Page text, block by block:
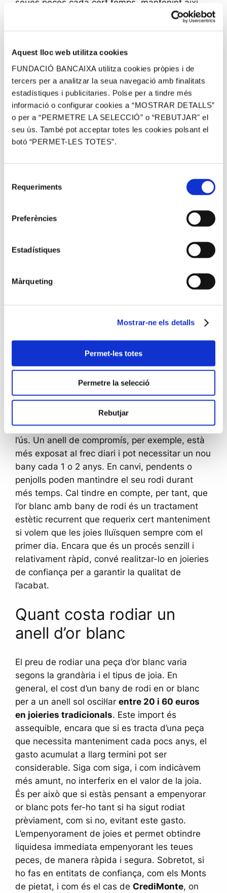
Aquest lloc web utilitza cookies
FUNDACIÓ BANCAIXA utilitza cookies pròpies i de
tercers per a analitzar la seua navegació amb finalitats
estadístiques i publicitaries. Polse per a tindre més
informació o configurar cookies a “MOSTRAR DETALLS”
o per a “PERMETRE LA SELECCIÓ” o “REBUTJAR" el
seu ús. També pot acceptar totes les cookies polsant el
botó “PERMET-LES TOTES”.
Requeriments
Preferències
Estadístiques
Màrqueting
Mostrar-ne els detalls
Permet-les totes
Permetre la selecció
Rebutjar
seues peces cada cert temps, mantenint així
continuarà sent igual de valuosa, encara que
no estiga rodiada, ja que l’important és l’or en
el seu interior. No obstant això, des d’un punt
de vista estètic, sí que és recomanable. Una
peça d’or blanc rodiat transmet elegància i
modernitat, mentres que sense el bany pot
semblar més apagada. En definitiva, el rodi no
afecta al valor intrínsec de la joia, però sí a la
Com rodiar un anell d’or
joieriacomença amb una neteja profunda.
Primer, l’orfebre elimina restes de brutícia, greix
poliment. Després, s’introduïx la joia en una
s’adherixen a la superfície de la peça, creant
una capa uniforme d’unes poques micres de
grossària. Este recobriment és invisible al tacte,
però aporta una lluentor espectacular. L’acabat
és tan uniforme que pot transformar per
l’aspecte d’una joia recentment adquirida.
El temps que tarda a desgastar-se depén de
l’ús. Un anell de compromís, per exemple, està
més exposat al frec diari i pot necessitar un nou
bany cada 1 o 2 anys. En canvi, pendents o
penjolls poden mantindre el seu rodi durant
més temps. Cal tindre en compte, per tant, que
l’or blanc amb bany de rodi és un tractament
estètic recurrent que requerix cert manteniment
si volem que les joies lluïsquen sempre com el
primer dia. Encara que és un procés senzill i
relativament ràpid, convé realitzar-lo en joieries
de confiança per a garantir la qualitat de
l’acabat.
Quant costa rodiar un
anell d’or blanc
El preu de rodiar una peça d’or blanc varia
segons la grandària i el tipus de joia. En
general, el cost d’un bany de rodi en or blanc
per a un anell sol oscil·larentre 20 i 60 euros
en joieries tradicionals. Este import és
assequible, encara que si es tracta d’una peça
que necessita manteniment cada pocs anys, el
gasto acumulat a llarg termini pot ser
considerable. Siga com siga, i com indicàvem
més amunt, no interferix en el valor de la joia.
És per això que si estàs pensant a empenyorar
or blanc pots fer-ho tant si ha sigut rodiat
prèviament, com si no, evitant este gasto.
L’empenyorament de joies et permet obtindre
liquidesa immediata empenyorant les teues
peces, de manera ràpida i segura. Sobretot, si
ho fas en entitats de confiança, com els Monts
de pietat, i com és el cas deCrediMonte, on